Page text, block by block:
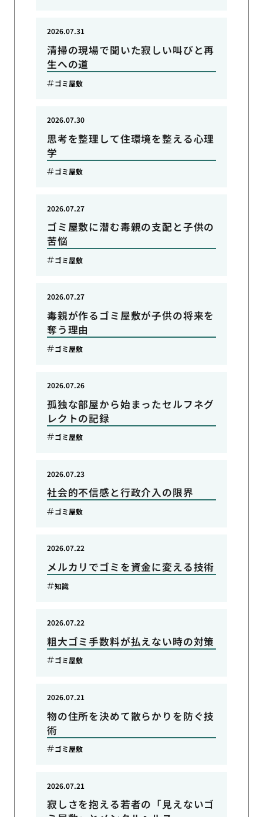
清掃の現場で聞いた寂しい叫びと再
生への道
2026.07.31
ゴミ屋敷
思考を整理して住環境を整える心理
学
2026.07.30
ゴミ屋敷
ゴミ屋敷に潜む毒親の支配と子供の
苦悩
2026.07.27
ゴミ屋敷
毒親が作るゴミ屋敷が子供の将来を
奪う理由
2026.07.27
ゴミ屋敷
孤独な部屋から始まったセルフネグ
レクトの記録
2026.07.26
ゴミ屋敷
社会的不信感と行政介入の限界
2026.07.23
ゴミ屋敷
メルカリでゴミを資金に変える技術
2026.07.22
知識
粗大ゴミ手数料が払えない時の対策
2026.07.22
ゴミ屋敷
物の住所を決めて散らかりを防ぐ技
術
2026.07.21
ゴミ屋敷
寂しさを抱える若者の「見えないゴ
2026.07.21